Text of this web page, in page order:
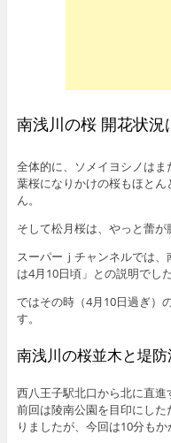
南浅川の桜 開花状況
全体的に、ソメイヨシノはま
葉桜になりかけの桜もほと
ん。
そして松月桜は、やっと蕾が
スーパーｊチャンネルでは
は4月10日頃」との説明でし
ではその時（4月10日過ぎ）
す。
南浅川の桜並木と堤
西八王子駅北口から北に直進
前回は陵南公園を目印にし
りましたが、今回は10分もか